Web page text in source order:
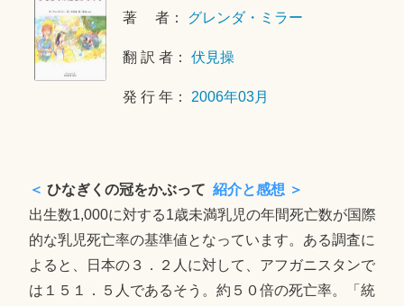
著 者： グレンダ・ミラー
翻 訳 者：伏見操
発 行 年： 2006年03月
＜ ひなぎくの冠をかぶって 紹介と感想 ＞
出生数1,000に対する1歳未満乳児の年間死亡数が国際
的な乳児死亡率の基準値となっています。ある調査に
よると、日本の３．２人に対して、アフガニスタンで
は１５１．５人であるそう。約５０倍の死亡率。「統